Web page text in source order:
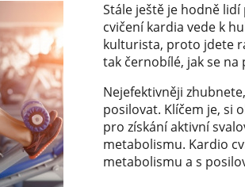
Stále ještě je hodně
cvičení kardia vede k
kulturista, proto jdete
tak černobílé, jak se
Nejefektivněji
posilovat. Klíčem je, si
pro získání aktivní
metabolismu. Kardio
metabolismu a s